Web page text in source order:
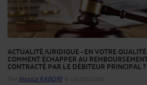
ACTUALITÉ JURIDIQUE - EN VOTRE
COMMENT ÉCHAPPER AU
CONTRACTÉ PAR LE DÉBITEUR PRINCIPAL ?
Par Jessica KABORI le 05/05/2026